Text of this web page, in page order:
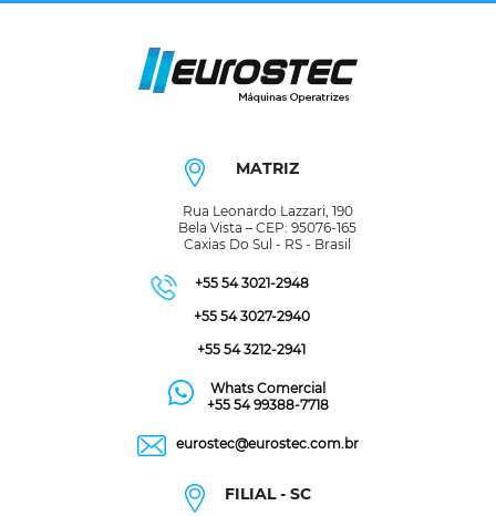
MATRIZ
Rua Leonardo Lazzari, 190
Bela Vista – CEP: 95076-165
Caxias Do Sul - RS - Brasil
+55 54 3021-2948
+55 54 3027-2940
+55 54 3212-2941
Whats Comercial
+55 54 99388-7718
eurostec@eurostec.com.br
FILIAL - SC